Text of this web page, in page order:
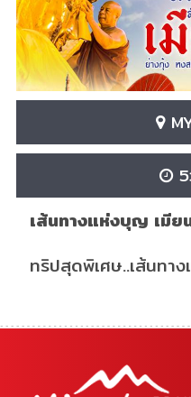
5
เส้นทางแห่งบุญ เมีย
ทริปสุดพิเศษ..เส้นทา